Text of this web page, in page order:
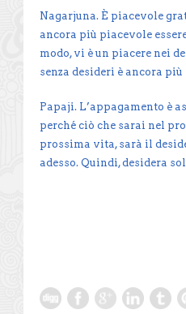
Nagarjuna. È piacevole
ancora più piacevole
modo, vi è un piacere nei
senza desideri è ancora
Papaji. L’appagamento è
perché ciò che sarai nel
prossima vita, sarà il
adesso. Quindi, desidera